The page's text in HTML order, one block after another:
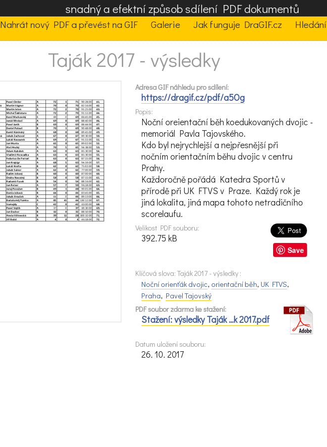
snadný a efektní způsob sdílení PDF dokumentů
Nahrát nový PDF a převést na GIF Galerie Jak funguje DraGIF.cz Hledání
Taják 2017 - výsledky
Adresa GIF náhledu pro sdílení:
https://dragif.cz/pdf/a5Og
Popis:
Noční oreientační běh koedukovaných dvojic -
memoriál Pavla Tajovského.
Kdo byl nejrychlejší a nejpřesnější při
nočním orientačním běhu dvojic v centru
Prahy.
Každoročně pořádá Katedra Sportů v
přírodě při UK FTVS v Praze. Každý rok je
jiná lokalita, jiná mapa tohoto netradičního
scorelaufu.
Save
Velikost PDF souboru:
392.75 kB
Klíčová slova: Taják 2017 - výsledky :
Noční orienťák dvojic, orientační běh, UK FTVS,
Praha, Pavel Tajovský
PDF soubor zdarma ke stažení:
Stažení: výsledky Taják …k 2017.pdf
Datum uložení souboru:
26. 10. 2017